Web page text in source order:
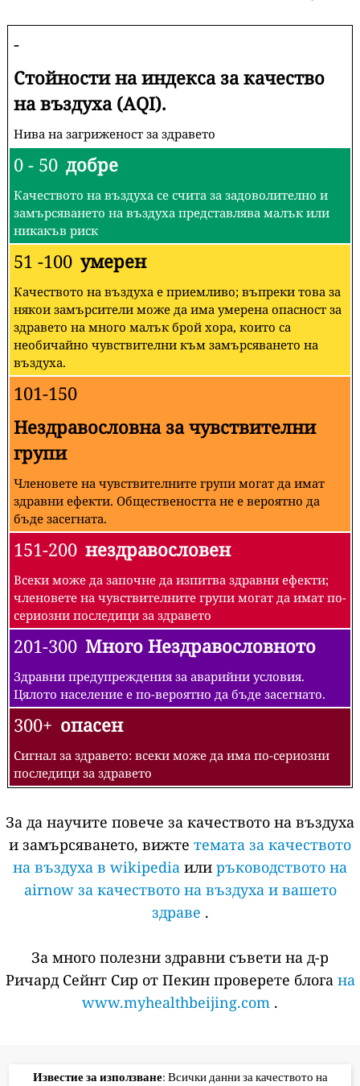
-
Стойности на индекса за качество
на въздуха (AQI).
Нива на загриженост за здравето
0 - 50 добре
Качеството на въздуха се счита за задоволително и
замърсяването на въздуха представлява малък или
никакъв риск
51 -100 умерен
Качеството на въздуха е приемливо; въпреки това за
някои замърсители може да има умерена опасност за
здравето на много малък брой хора, които са
необичайно чувствителни към замърсяването на
въздуха.
101-150
Нездравословна за чувствителни
групи
Членовете на чувствителните групи могат да имат
здравни ефекти. Обществеността не е вероятно да
бъде засегната.
151-200 нездравословен
Всеки може да започне да изпитва здравни ефекти;
членовете на чувствителните групи могат да имат по-
сериозни последици за здравето
201-300 Много Нездравословното
Здравни предупреждения за аварийни условия.
Цялото население е по-вероятно да бъде засегнато.
300+ опасен
Сигнал за здравето: всеки може да има по-сериозни
последици за здравето
За да научите повече за качеството на въздуха
и замърсяването, вижте темата за качеството
на въздуха в wikipedia или ръководството на
airnow за качеството на въздуха и вашето
здраве .
За много полезни здравни съвети на д-р
Ричард Сейнт Сир от Пекин проверете блога на
www.myhealthbeijing.com .
Известие за използване: Всички данни за качеството на